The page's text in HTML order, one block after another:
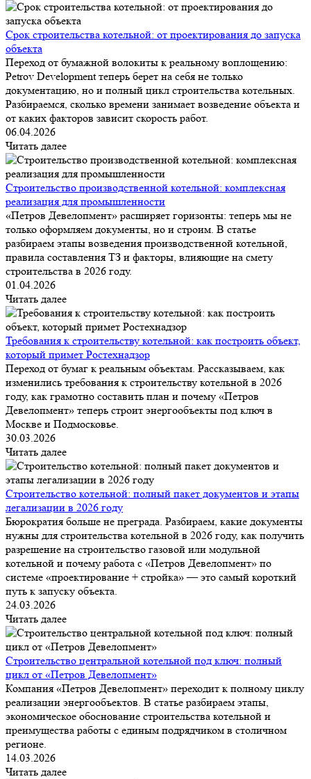
Срок строительства котельной: от проектирования до запуска
объекта
Переход от бумажной волокиты к реальному воплощению:
Petrov Development теперь берет на себя не только
документацию, но и полный цикл строительства котельных.
Разбираемся, сколько времени занимает возведение объекта и
от каких факторов зависит скорость работ.
06.04.2026
Читать далее
Строительство производственной котельной: комплексная
реализация для промышленности
«Петров Девелопмент» расширяет горизонты: теперь мы не
только оформляем документы, но и строим. В статье
разбираем этапы возведения производственной котельной,
правила составления ТЗ и факторы, влияющие на смету
строительства в 2026 году.
01.04.2026
Читать далее
Требования к строительству котельной: как построить объект,
который примет Ростехнадзор
Переход от бумаг к реальным объектам. Рассказываем, как
изменились требования к строительству котельной в 2026
году, как грамотно составить план и почему «Петров
Девелопмент» теперь строит энергообъекты под ключ в
Москве и Подмосковье.
30.03.2026
Читать далее
Строительство котельной: полный пакет документов и этапы
легализации в 2026 году
Бюрократия больше не преграда. Разбираем, какие документы
нужны для строительства котельной в 2026 году, как получить
разрешение на строительство газовой или модульной
котельной и почему работа с «Петров Девелопмент» по
системе «проектирование + стройка» — это самый короткий
путь к запуску объекта.
24.03.2026
Читать далее
Строительство центральной котельной под ключ: полный
цикл от «Петров Девелопмент»
Компания «Петров Девелопмент» переходит к полному циклу
реализации энергообъектов. В статье разбираем этапы,
экономическое обоснование строительства котельной и
преимущества работы с единым подрядчиком в столичном
регионе.
14.03.2026
Читать далее